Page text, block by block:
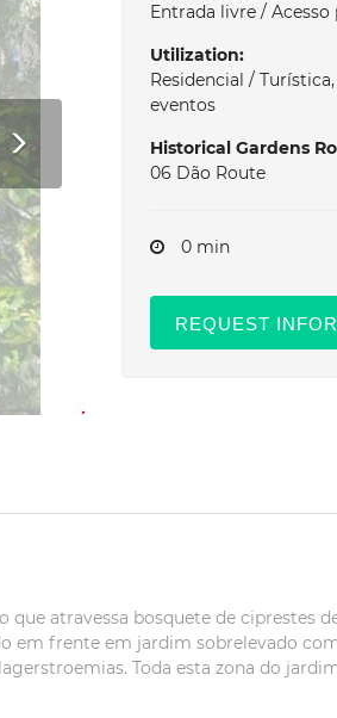
Entrada livre /
Utilization:
Residencial /
eventos
Historical Gardens
06 Dão Route
0 min
REQUEST
atravessa bosquete de ciprestes
em frente em jardim sobrelevado
Toda esta zona do